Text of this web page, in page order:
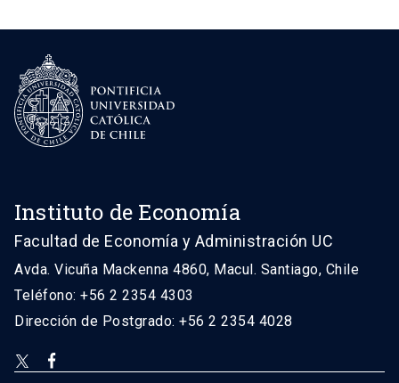
Instituto de Economía
Facultad de Economía y Administración UC
Avda. Vicuña Mackenna 4860, Macul. Santiago, Chile
Teléfono: +56 2 2354 4303
Dirección de Postgrado: +56 2 2354 4028